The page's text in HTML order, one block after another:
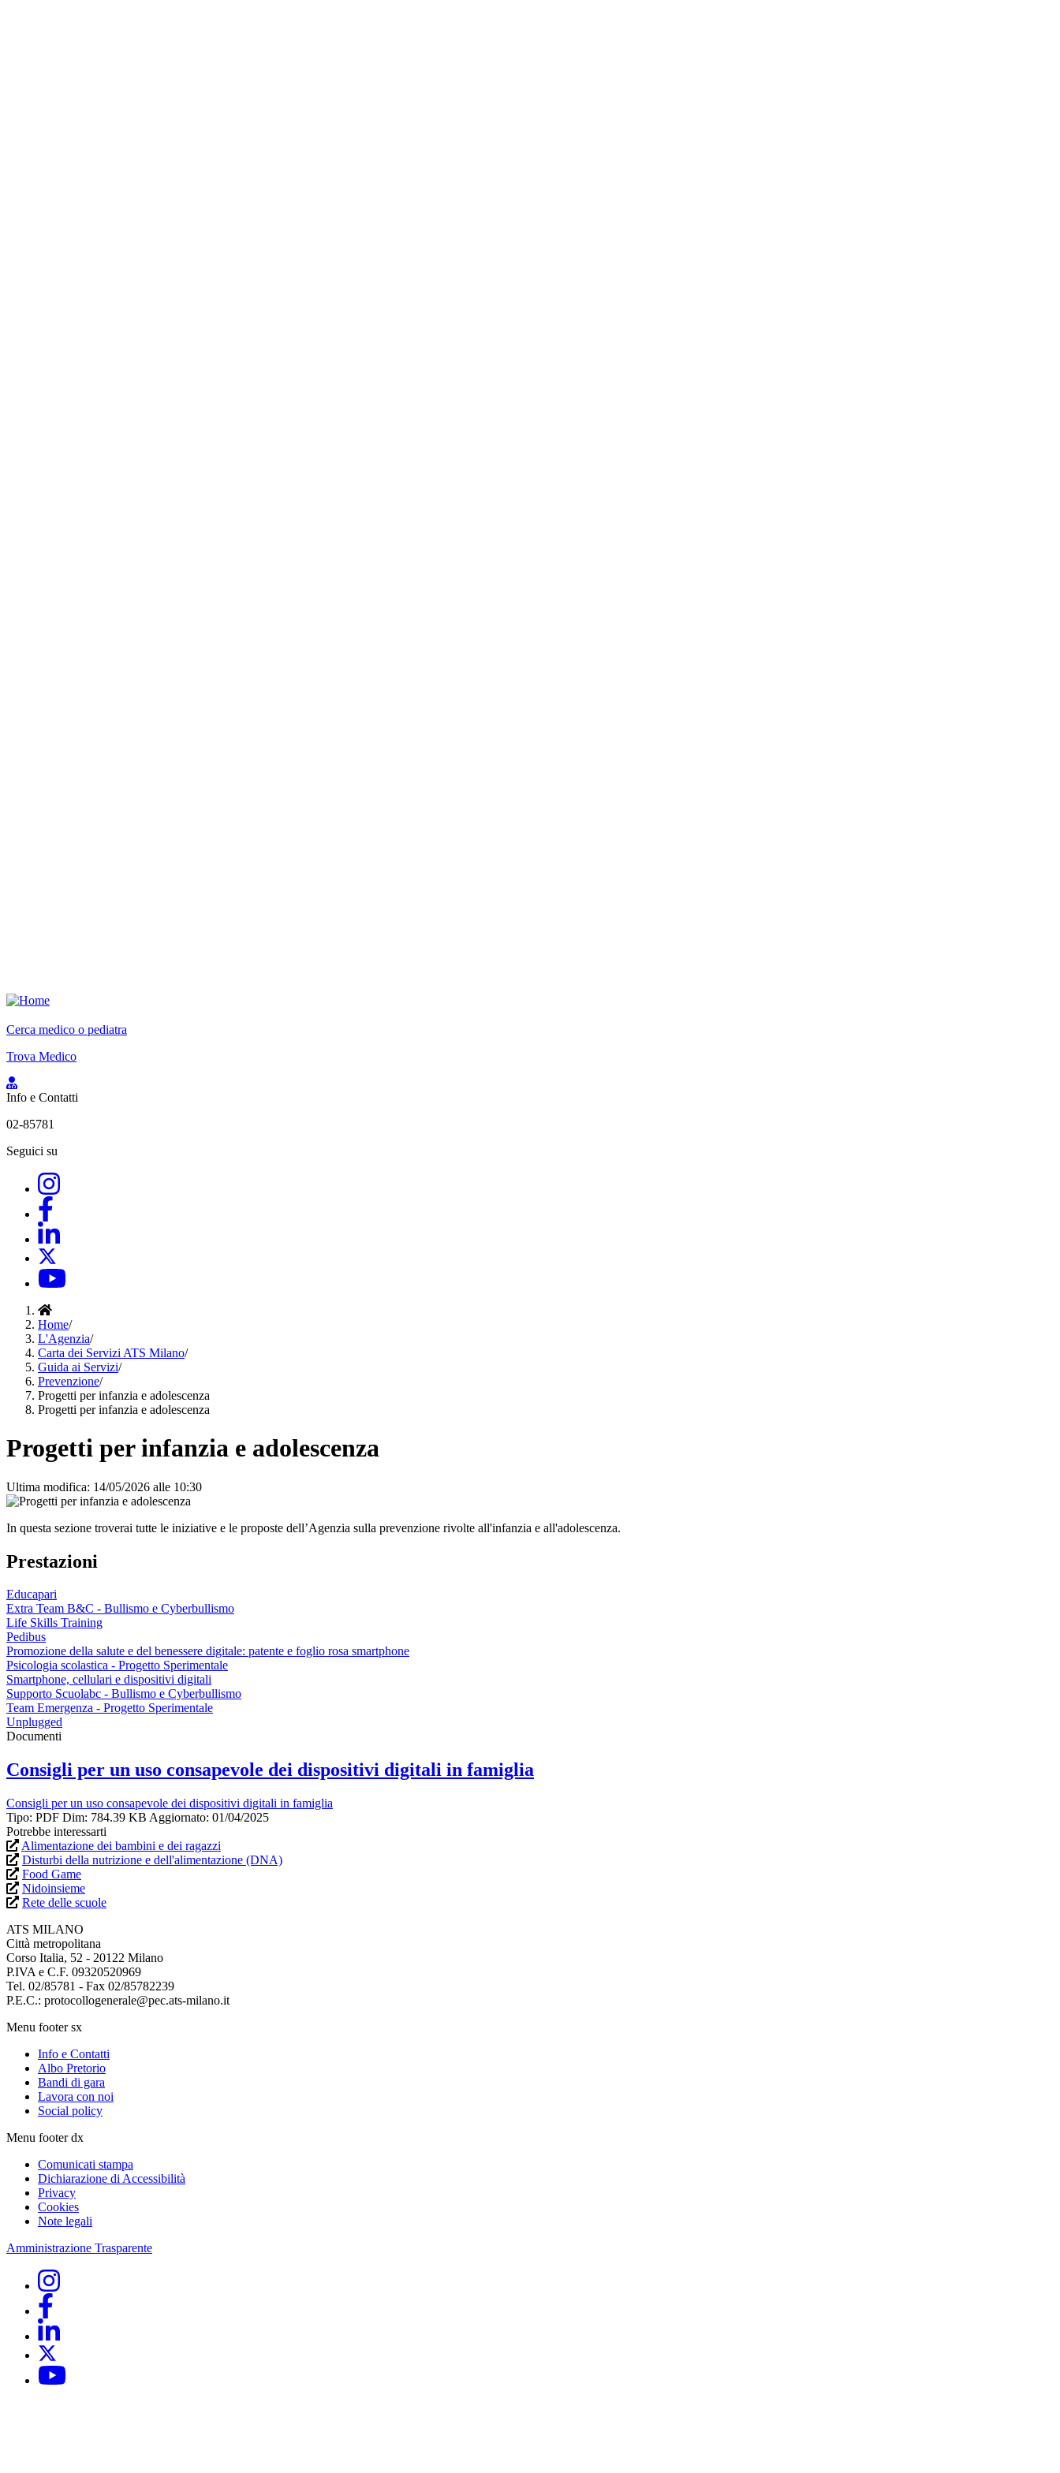
Cerca medico o pediatra
Trova Medico
Info e Contatti
02-85781
Seguici su
Home/
L'Agenzia/
Carta dei Servizi ATS Milano/
Guida ai Servizi/
Prevenzione/
Progetti per infanzia e adolescenza
Progetti per infanzia e adolescenza
Progetti per infanzia e adolescenza
Ultima modifica: 14/05/2026 alle 10:30
In questa sezione troverai tutte le iniziative e le proposte dell’Agenzia sulla prevenzione rivolte all'infanzia e all'adolescenza.
Prestazioni
Educapari
Extra Team B&C - Bullismo e Cyberbullismo
Life Skills Training
Pedibus
Promozione della salute e del benessere digitale: patente e foglio rosa smartphone
Psicologia scolastica - Progetto Sperimentale
Smartphone, cellulari e dispositivi digitali
Supporto Scuolabc - Bullismo e Cyberbullismo
Team Emergenza - Progetto Sperimentale
Unplugged
Documenti
Consigli per un uso consapevole dei dispositivi digitali in famiglia
Consigli per un uso consapevole dei dispositivi digitali in famiglia
Tipo: PDF Dim: 784.39 KB Aggiornato: 01/04/2025
Potrebbe interessarti
Alimentazione dei bambini e dei ragazzi
Disturbi della nutrizione e dell'alimentazione (DNA)
Food Game
Nidoinsieme
Rete delle scuole
ATS MILANO
Città metropolitana
Corso Italia, 52 - 20122 Milano
P.IVA e C.F. 09320520969
Tel. 02/85781 - Fax 02/85782239
P.E.C.: protocollogenerale@pec.ats-milano.it
Menu footer sx
Info e Contatti
Albo Pretorio
Bandi di gara
Lavora con noi
Social policy
Menu footer dx
Comunicati stampa
Dichiarazione di Accessibilità
Privacy
Cookies
Note legali
Amministrazione Trasparente